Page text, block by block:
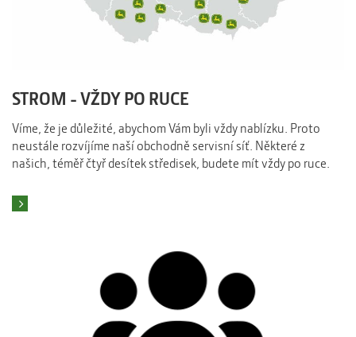
STROM - VŽDY PO RUCE
Víme, že je důležité, abychom Vám byli vždy nablízku. Proto
neustále rozvíjíme naší obchodně servisní síť. Některé z
našich, téměř čtyř desítek středisek, budete mít vždy po ruce.